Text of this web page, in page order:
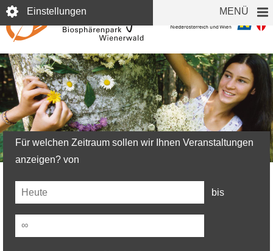
Direkt
zum
Inhalt
Einstellungen MENÜ
Veranstaltungen
© L. Lammerhuber
Für welchen Zeitraum sollen wir Ihnen Veranstaltungen
anzeigen? von
Date
(field_event_date)
bis
Date
(field_event_date)